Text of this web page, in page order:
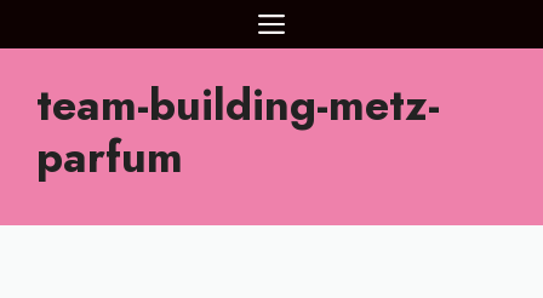
au
MENU
team-building-metz-
parfum